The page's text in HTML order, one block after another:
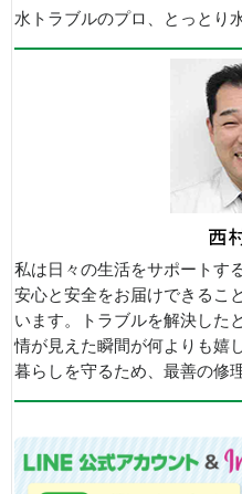
水トラブルのプロ、とっとり
私は日々の生活をサポートす
安心と安全をお届けできるこ
います。トラブルを解決した
情が見えた瞬間が何よりも嬉
暮らしを守るため、最善の修